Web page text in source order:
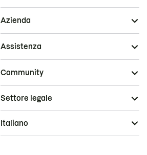
Azienda
Assistenza
Community
Settore legale
Italiano